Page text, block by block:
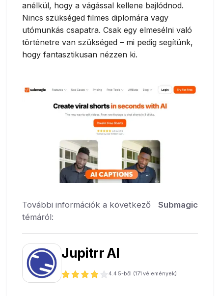
anélkül, hogy a vágással kellene bajlódnod.
Nincs szükséged filmes diplomára vagy
utómunkás csapatra. Csak egy elmesélni való
történetre van szükséged – mi pedig segítünk,
hogy fantasztikusan nézzen ki.
További információk a következő
témáról:
Submagic
Jupitrr AI
4.4 5-ből (171 vélemények)